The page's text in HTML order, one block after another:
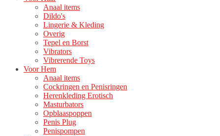
Anaal items
Dildo's
Lingerie & Kleding
Overig
Tepel en Borst
Vibrators
Vibrerende Toys
Voor Hem
Anaal items
Cockringen en Penisringen
Herenkleding Erotisch
Masturbators
Opblaaspoppen
Penis Plug
Penispompen